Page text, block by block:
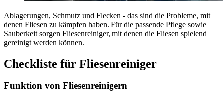
Ablagerungen, Schmutz und Flecken - das sind die Probleme, mit
denen Fliesen zu kämpfen haben. Für die passende Pflege sowie
Sauberkeit sorgen Fliesenreiniger, mit denen die Fliesen spielend
gereinigt werden können.
Checkliste für Fliesenreiniger
Funktion von Fliesenreinigern